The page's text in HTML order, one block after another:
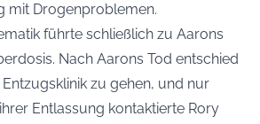
mit Drogenproblemen.
führte schließlich zu Aarons
Nach Aarons Tod entschied
Entzugsklinik zu gehen, und nur
Entlassung kontaktierte Rory